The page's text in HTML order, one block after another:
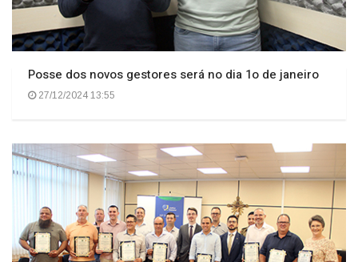
Posse dos novos gestores será no dia 1o de janeiro
27/12/2024 13:55